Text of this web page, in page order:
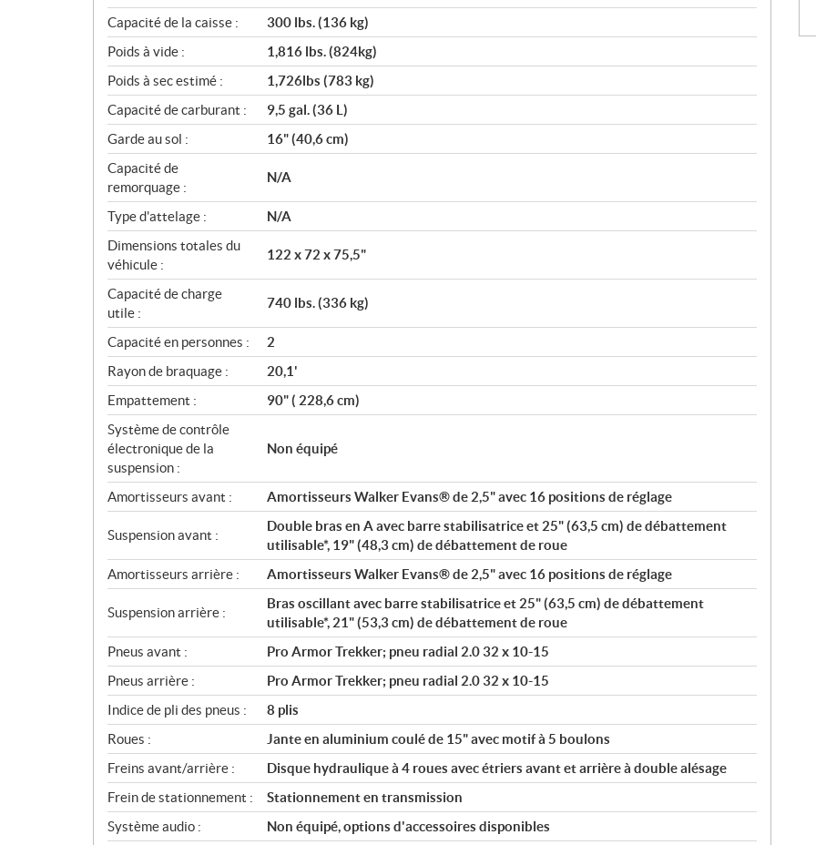
Capacité de la caisse :
300 lbs. (136 kg)
Poids à vide :
1,816 lbs. (824kg)
Poids à sec estimé :
1,726lbs (783 kg)
Capacité de carburant :
9,5 gal. (36 L)
Garde au sol :
16" (40,6 cm)
Capacité de
remorquage :
N/A
Type d'attelage :
N/A
Dimensions totales du
véhicule :
122 x 72 x 75,5"
Capacité de charge
utile :
740 lbs. (336 kg)
Capacité en personnes :
2
Rayon de braquage :
20,1'
Empattement :
90" ( 228,6 cm)
Système de contrôle
électronique de la
suspension :
Non équipé
Amortisseurs avant : Amortisseurs Walker Evans® de 2,5" avec 16 positions de réglage
Suspension avant :
Double bras en A avec barre stabilisatrice et 25" (63,5 cm) de débattement
utilisable*, 19" (48,3 cm) de débattement de roue
Amortisseurs arrière :
Amortisseurs Walker Evans® de 2,5" avec 16 positions de réglage
Suspension arrière :
Bras oscillant avec barre stabilisatrice et 25" (63,5 cm) de débattement
utilisable*, 21" (53,3 cm) de débattement de roue
Pneus avant :
Pro Armor Trekker; pneu radial 2.0 32 x 10-15
Pneus arrière :
Pro Armor Trekker; pneu radial 2.0 32 x 10-15
Indice de pli des pneus :
8 plis
Roues :
Jante en aluminium coulé de 15" avec motif à 5 boulons
Freins avant/arrière :
Disque hydraulique à 4 roues avec étriers avant et arrière à double alésage
Frein de stationnement :
Stationnement en transmission
Système audio :
Non équipé, options d'accessoires disponibles